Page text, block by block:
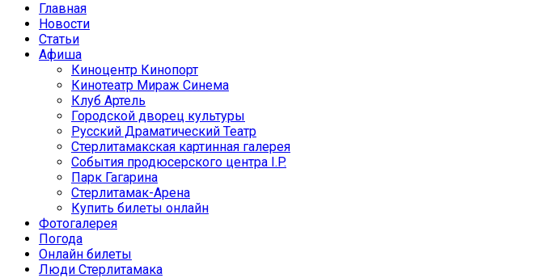
Главная
Новости
Статьи
Афиша
Киноцентр Кинопорт
Кинотеатр Мираж Синема
Клуб Артель
Городской дворец культуры
Русский Драматический Театр
Стерлитамакская картинная галерея
События продюсерского центра I.P.
Парк Гагарина
Стерлитамак-Арена
Купить билеты онлайн
Фотогалерея
Погода
Онлайн билеты
Люди Стерлитамака